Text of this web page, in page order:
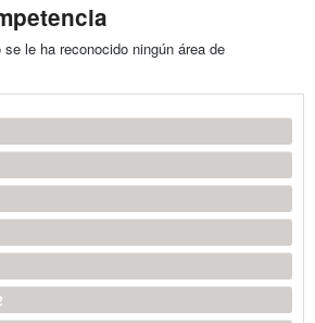
le ha reconocido ningún área de